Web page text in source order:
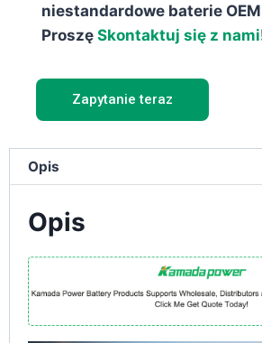
niestandardowe baterie OEM
Proszę Skontaktuj się z nami
Zapytanie teraz
Opis
Opis